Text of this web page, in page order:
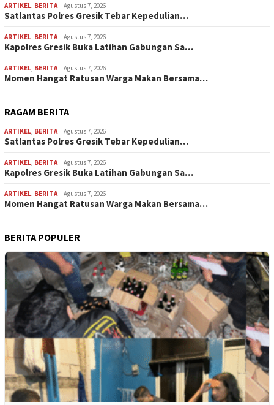
ARTIKEL BERITA Agustus 7, 2026
Satlantas Polres Gresik Tebar Kepedulian…
ARTIKEL BERITA Agustus 7, 2026
Kapolres Gresik Buka Latihan Gabungan Sa…
ARTIKEL BERITA Agustus 7, 2026
Momen Hangat Ratusan Warga Makan Bersama…
RAGAM BERITA
ARTIKEL BERITA Agustus 7, 2026
Satlantas Polres Gresik Tebar Kepedulian…
ARTIKEL BERITA Agustus 7, 2026
Kapolres Gresik Buka Latihan Gabungan Sa…
ARTIKEL BERITA Agustus 7, 2026
Momen Hangat Ratusan Warga Makan Bersama…
BERITA POPULER